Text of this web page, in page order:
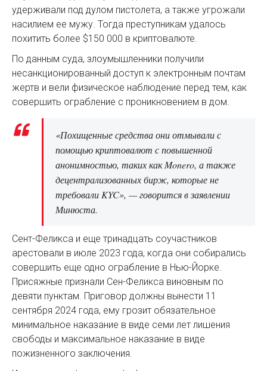
удерживали под дулом пистолета, а также угрожали
насилием ее мужу. Тогда преступникам удалось
похитить более $150 000 в криптовалюте.
По данным суда, злоумышленники получили
несанкционированный доступ к электронным почтам
жертв и вели физическое наблюдение перед тем, как
совершить ограбление с проникновением в дом.
«Похищенные средства они отмывали с
помощью криптовалют с повышенной
анонимностью, таких как Monero, а также
децентрализованных бирж, которые не
требовали KYC», — говорится в заявлении
Минюста.
Сент-Феликса и еще тринадцать соучастников
арестовали в июле 2023 года, когда они собирались
совершить еще одно ограбление в Нью-Йорке.
Присяжные признали Сен-Феликса виновным по
девяти пунктам. Приговор должны вынести 11
сентября 2024 года, ему грозит обязательное
минимальное наказание в виде семи лет лишения
свободы и максимальное наказание в виде
пожизненного заключения.